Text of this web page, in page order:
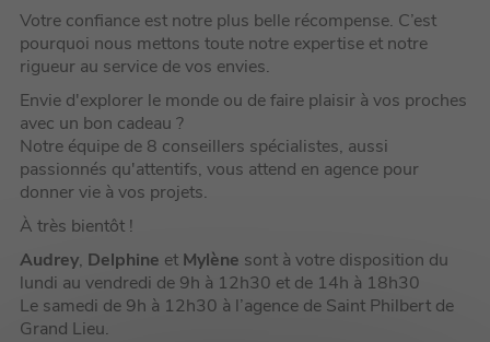
Votre confiance est notre plus belle récompense. C’est
pourquoi nous mettons toute notre expertise et notre
rigueur au service de vos envies.
Envie d'explorer le monde ou de faire plaisir à vos proches
avec un bon cadeau ?
Notre équipe de 8 conseillers spécialistes, aussi
passionnés qu'attentifs, vous attend en agence pour
donner vie à vos projets.
À très bientôt !
Audrey, Delphine et Mylène sont à votre disposition du
lundi au vendredi de 9h à 12h30 et de 14h à 18h30
Le samedi de 9h à 12h30 à l’agence de Saint Philbert de
Grand Lieu.